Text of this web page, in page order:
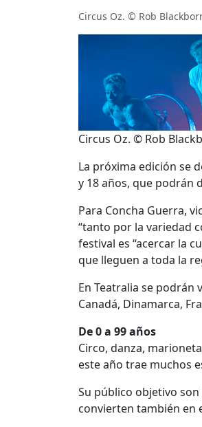
Circus Oz. © Rob
Circus Oz. © Rob
La próxima edición se
y 18 años, que podrán
Para Concha Guerra,
“tanto por la variedad
festival es “acercar la
que lleguen a toda la
En Teatralia se podrán
Canadá, Dinamarca,
De 0 a 99 años
Circo, danza,
este año trae muchos
Su público objetivo
convierten también en